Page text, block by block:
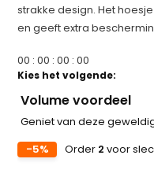
strakke design. Het
en geeft extra
00 :00 :00 :00
Kies het volgende:
Volume voordeel
Geniet van deze
-5%
Order 2 voor